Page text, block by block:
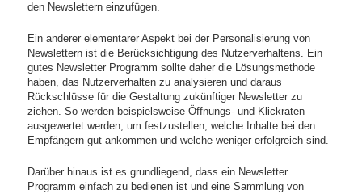
den Newslettern einzufügen.
Ein anderer elementarer Aspekt bei der Personalisierung von
Newslettern ist die Berücksichtigung des Nutzerverhaltens. Ein
gutes Newsletter Programm sollte daher die Lösungsmethode
haben, das Nutzerverhalten zu analysieren und daraus
Rückschlüsse für die Gestaltung zukünftiger Newsletter zu
ziehen. So werden beispielsweise Öffnungs- und Klickraten
ausgewertet werden, um festzustellen, welche Inhalte bei den
Empfängern gut ankommen und welche weniger erfolgreich sind.
Darüber hinaus ist es grundliegend, dass ein Newsletter
Programm einfach zu bedienen ist und eine Sammlung von